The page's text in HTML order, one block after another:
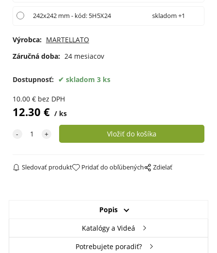
242x242 mm - kód: 5H5X24 skladom +1
Výrobca: MARTELLATO
Záručná doba: 24 mesiacov
Dostupnosť: skladom 3 ks
10.00€ bez DPH
12.30 € ks
Sledovať produkt Pridať do obľúbených Zdielať
Popis
Katalógy a Videá
Potrebujete poradiť?